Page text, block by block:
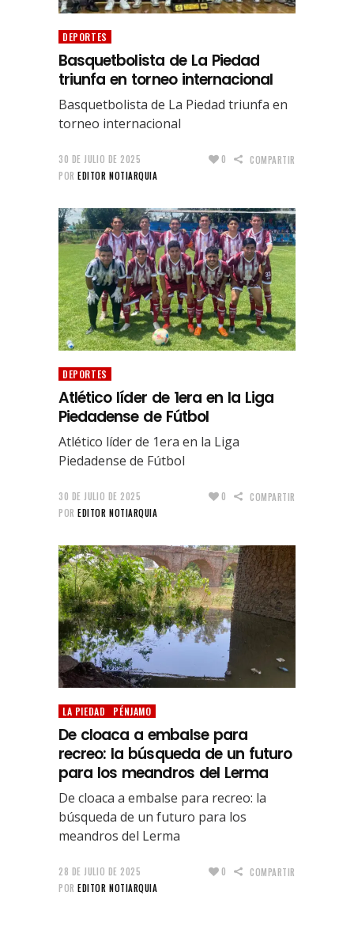
DEPORTES
Basquetbolista de La Piedad
triunfa en torneo internacional
Basquetbolista de La Piedad triunfa en
torneo internacional
30 DE JULIO DE 2025
POR EDITOR NOTIARQUIA
0 COMPARTIR
DEPORTES
Atlético líder de 1era en la Liga
Piedadense de Fútbol
Atlético líder de 1era en la Liga
Piedadense de Fútbol
30 DE JULIO DE 2025
POR EDITOR NOTIARQUIA
0 COMPARTIR
LA PIEDAD PÉNJAMO
De cloaca a embalse para
recreo: la búsqueda de un futuro
para los meandros del Lerma
De cloaca a embalse para recreo: la
búsqueda de un futuro para los
meandros del Lerma
28 DE JULIO DE 2025
POR EDITOR NOTIARQUIA
0 COMPARTIR